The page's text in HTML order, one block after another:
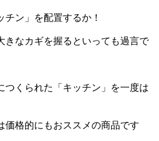
ン」を配置するか！
きなカギを握るといっても過言で
つくられた「キッチン」を一度は
価格的にもおススメの商品です